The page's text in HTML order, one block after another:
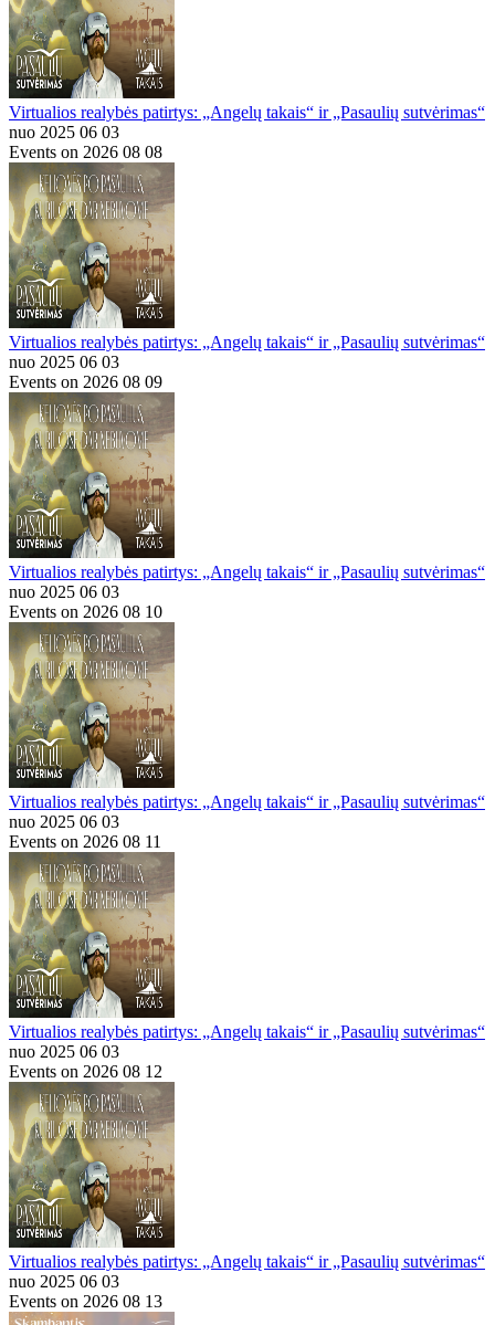
Virtualios realybės patirtys: „Angelų takais“ ir „Pasaulių sutvėrimas“
nuo 2025 06 03
Events on 2026 08 08
Virtualios realybės patirtys: „Angelų takais“ ir „Pasaulių sutvėrimas“
nuo 2025 06 03
Events on 2026 08 09
Virtualios realybės patirtys: „Angelų takais“ ir „Pasaulių sutvėrimas“
nuo 2025 06 03
Events on 2026 08 10
Virtualios realybės patirtys: „Angelų takais“ ir „Pasaulių sutvėrimas“
nuo 2025 06 03
Events on 2026 08 11
Virtualios realybės patirtys: „Angelų takais“ ir „Pasaulių sutvėrimas“
nuo 2025 06 03
Events on 2026 08 12
Virtualios realybės patirtys: „Angelų takais“ ir „Pasaulių sutvėrimas“
nuo 2025 06 03
Events on 2026 08 13